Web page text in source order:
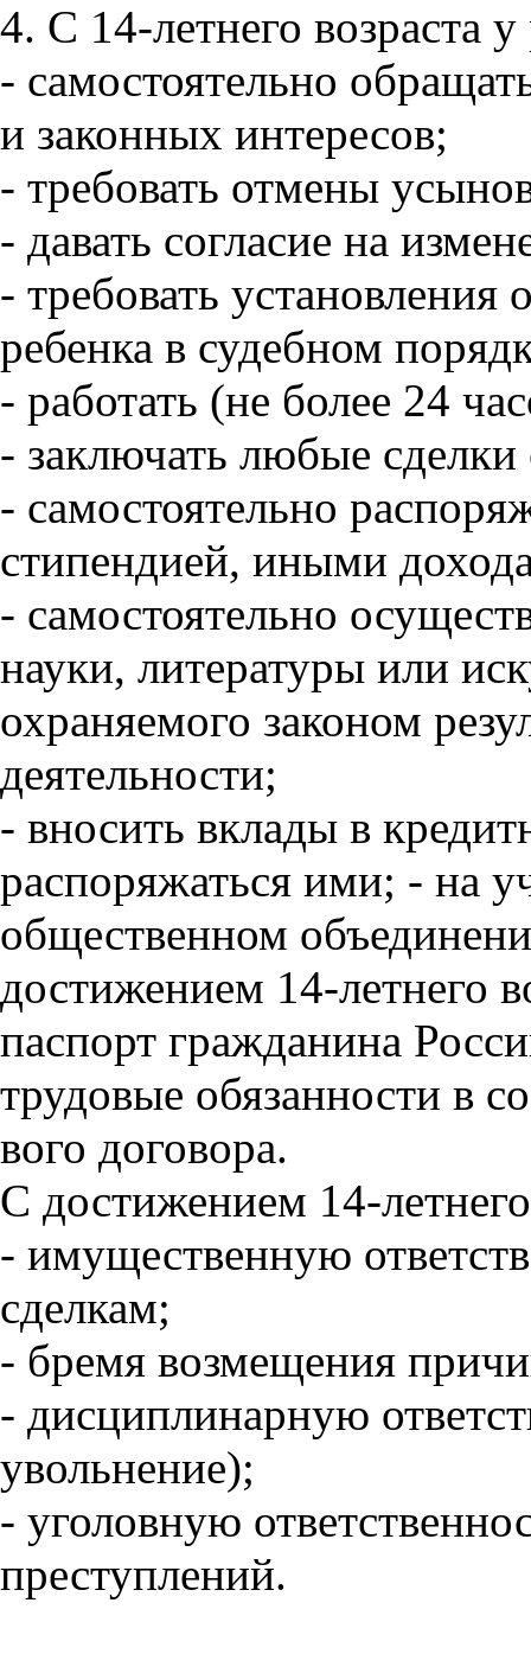
4. С 14-летнего возраста
- самостоятельно
и законных интересов;
- требовать отмены
- давать согласие на
- требовать установления
ребенка в судебном
- работать (не более 24
- заключать любые сделки
- самостоятельно
стипендией, иными
- самостоятельно
науки, литературы или
охраняемого законом
деятельности;
- вносить вклады в
распоряжаться ими; - на
общественном
достижением 14-летнего
паспорт гражданина
трудовые обязанности в
вого договора.
С достижением 14-
- имущественную
сделкам;
- бремя возмещения
- дисциплинарную
увольнение);
- уголовную
преступлений.